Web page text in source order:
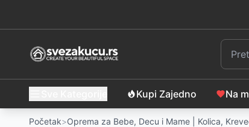
Kupi Zajedno Na
Početak>Oprema za Bebe, Decu i Mame | Kolica,